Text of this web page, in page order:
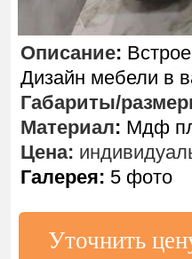
Уточнить
Описание:
Дизайн мебели в
Габариты/
Материал: Мдф
Цена:
Галерея: 5 фото